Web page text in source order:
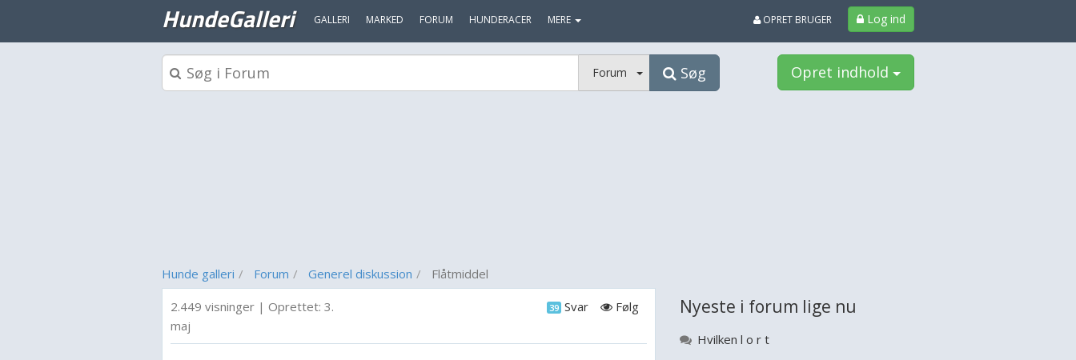
HundeGalleri GALLERI MARKED FORUM HUNDERACER MERE Log ind
OPRET BRUGER
Forum Søg Opret indhold
Hunde galleri Forum Generel diskussion Flåtmiddel
2.449 visninger | Oprettet: 3.
maj
Følg
39 Svar Nyeste i forum lige nu
Hvilken l o r t